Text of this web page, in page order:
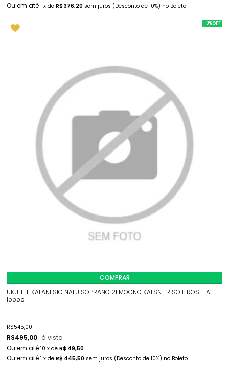
1 x de R$ 376,20 sem juros (Desconto de 10%) no Boleto
-9%
UKULELE KALANI SIG NALU SOPRANO 21 MOGNO KALSN FRISO E ROSETA
15555
R$545,00
R$495,00 à vista
10 x de R$ 49,50
1 x de R$ 445,50 sem juros (Desconto de 10%) no Boleto
COMPRAR